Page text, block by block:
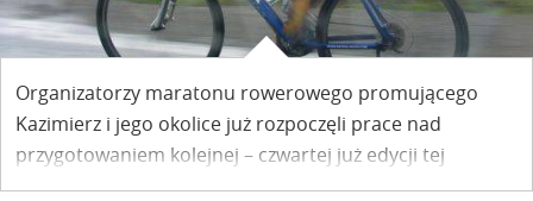
Organizatorzy maratonu rowerowego promującego
Kazimierz i jego okolice już rozpoczęli prace nad
przygotowaniem kolejnej – czwartej już edycji tej
imprezy sportowo- turystycznej. Maraton podobnie jak